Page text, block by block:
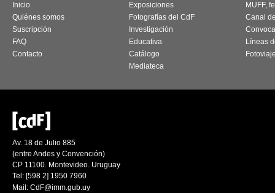
Inicio
Quiénes somos
Suscripción
FAQ
Contacto
Exposiciones
Fotografías del CdF
Investigación
Educativa
Catálogo
Mediateca
MUFF,
Canal
Líneas
Av. 18 de Julio 885
(entre Andes y Convención)
CP 11100. Montevideo. Uruguay
Tel: [598 2] 1950 7960
Mail: CdF@imm.gub.uy